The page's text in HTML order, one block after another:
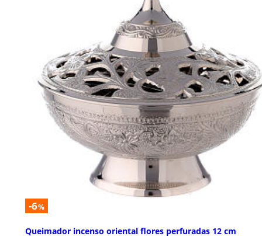
-6%
Queimador incenso oriental flores perfuradas 12 cm